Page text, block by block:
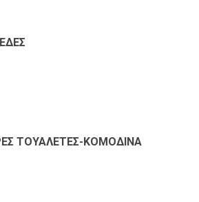
ΤΟΥΑΛΕΤΕΣ-ΚΟΜΟΔΙΝΑ